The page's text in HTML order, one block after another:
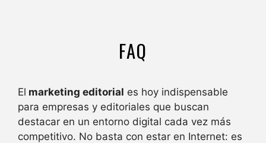
FAQ
El marketing editorial es hoy indispensable
para empresas y editoriales que buscan
destacar en un entorno digital cada vez más
competitivo. No basta con estar en Internet: es